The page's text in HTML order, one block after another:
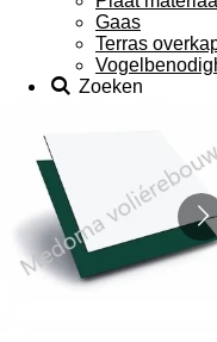
Gaas
Terras
Zoeken